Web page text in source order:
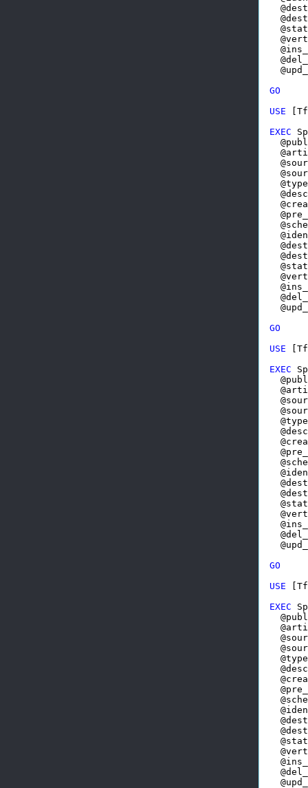
GO
USE
EXEC
GO
USE
EXEC
GO
USE
EXEC